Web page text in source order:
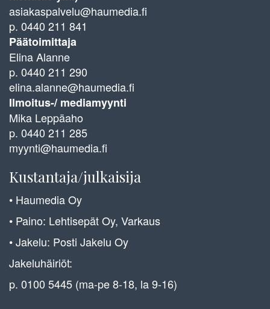
asiakaspalvelu@haumedia.fi
p. 0440 211 841
Päätoimittaja
Elina Alanne
p. 0440 211 290
elina.alanne@haumedia.fi
Ilmoitus-/ mediamyynti
Mika Leppäaho
p. 0440 211 285
myynti@haumedia.fi
Kustantaja/julkaisija
• Haumedia Oy
• Paino: Lehtisepät Oy, Varkaus
• Jakelu: Posti Jakelu Oy
Jakeluhäiriöt:
p. 0100 5445 (ma-pe 8-18, la 9-16)